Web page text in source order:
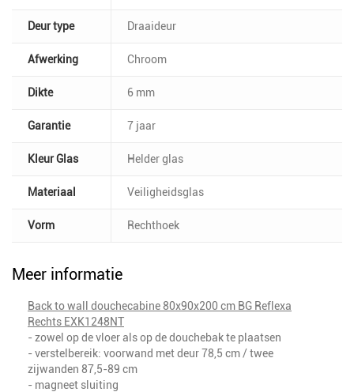
Deur type Draaideur
Afwerking Chroom
Dikte 6 mm
Garantie 7 jaar
Kleur Glas Helder glas
Materiaal Veiligheidsglas
Vorm Rechthoek
Meer informatie
Back to wall douchecabine 80x90x200 cm BG Reflexa
Rechts EXK1248NT
- zowel op de vloer als op de douchebak te plaatsen
- verstelbereik: voorwand met deur 78,5 cm / twee
zijwanden 87,5-89 cm
- magneet sluiting